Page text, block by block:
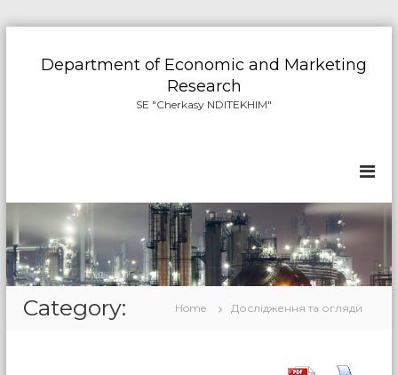
t
n
t
Department of Economic and Marketing
Research
SE "Cherkasy NDITEKHIM"
Category: Home Дослідження та огляди